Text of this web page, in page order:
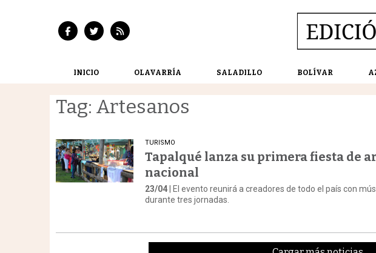
INICIO OLAVARRÍA SALADILLO BOLÍVAR
Tag: Artesanos
TURISMO
Tapalqué lanza su primera fiesta de
nacional
23/04 | El evento reunirá a creadores de todo el país con
durante tres jornadas.